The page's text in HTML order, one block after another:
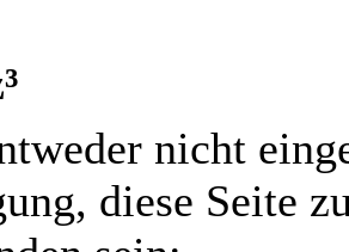
nicht
diese Seite